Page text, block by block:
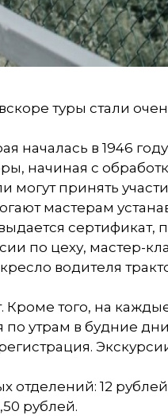
вскоре туры стали
началась в 1946
начиная с
принять
мастерам
по цеху, мастер-
водителя
Кроме того, на
по утрам в будние
отделений: 12
рублей.